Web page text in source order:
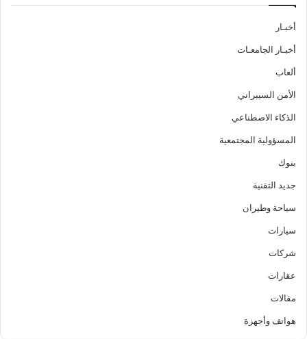
أخبـار
أخبـار الجامعـات
ألعاب
الأمن السيبراني
الذكاء الاصطناعي
المسؤولية المجتمعية
بنوك
جديد التقنية
سياحة وطيران
سيارات
شركات
عقارات
مقالات
هواتف وأجهزة